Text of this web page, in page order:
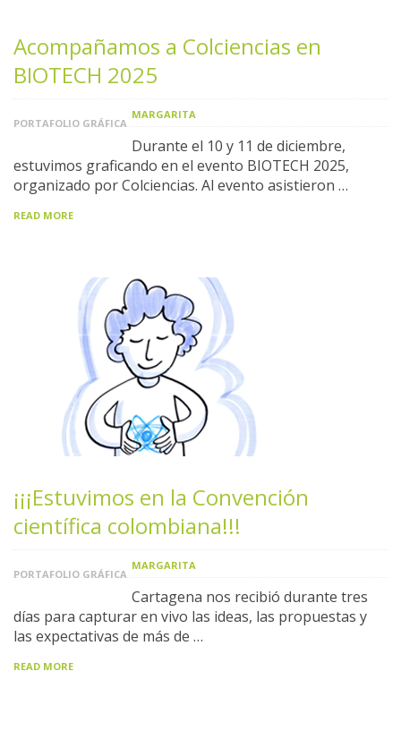
Acompañamos a Colciencias en
BIOTECH 2025
PORTAFOLIO GRÁFICA
MARGARITA
Durante el 10 y 11 de diciembre,
estuvimos graficando en el evento BIOTECH 2025,
organizado por Colciencias. Al evento asistieron …
READ MORE
¡¡¡Estuvimos en la Convención
científica colombiana!!!
PORTAFOLIO GRÁFICA
MARGARITA
Cartagena nos recibió durante tres
días para capturar en vivo las ideas, las propuestas y
las expectativas de más de …
READ MORE